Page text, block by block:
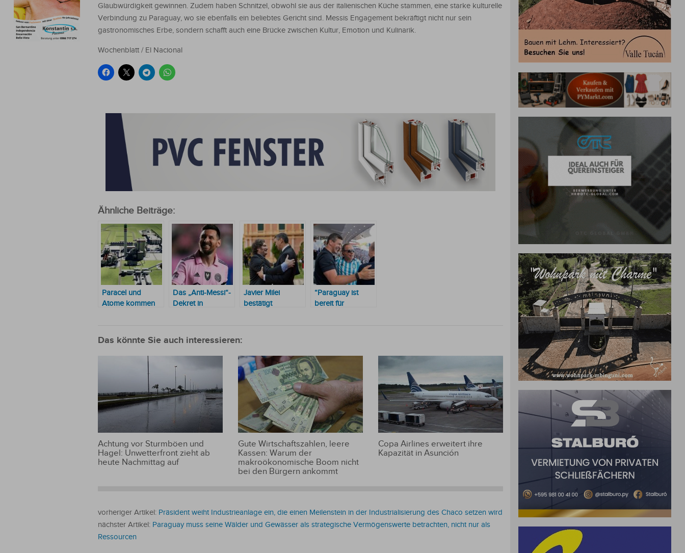
Glaubwürdigkeit gewinnen. Zudem haben Schnitzel, obwohl sie aus der italienischen Küche stammen, eine starke kulturelle
Verbindung zu Paraguay, wo sie ebenfalls ein beliebtes Gericht sind. Messis Engagement bekräftigt nicht nur sein
gastronomisches Erbe, sondern schafft auch eine Brücke zwischen Kultur, Emotion und Kulinarik.
Wochenblatt / El Nacional
Ähnliche Beiträge:
Paracel und
Atome kommen
in Paraguay voran
Das „Anti-Messi“-
Dekret in
Javier Milei
bestätigt
“Paraguay ist
bereit für
Das könnte Sie auch interessieren:
Achtung vor Sturmböen und
Hagel: Unwetterfront zieht ab
heute Nachmittag auf
Gute Wirtschaftszahlen, leere
Kassen: Warum der
makroökonomische Boom nicht
bei den Bürgern ankommt
Copa Airlines erweitert ihre
Kapazität in Asunción
vorheriger Artikel: Präsident weiht Industrieanlage ein, die einen Meilenstein in der Industrialisierung des Chaco setzen wird
nächster Artikel: Paraguay muss seine Wälder und Gewässer als strategische Vermögenswerte betrachten, nicht nur als
Ressourcen